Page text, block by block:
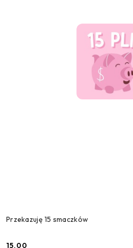
Przekazuję 15 smaczków
15.00